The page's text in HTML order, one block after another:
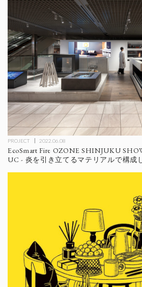
PROJECT 2022.06.08
EcoSmart Fire OZONE SHINJUKU
UC - 炎を引き立てるマテリアルで構成